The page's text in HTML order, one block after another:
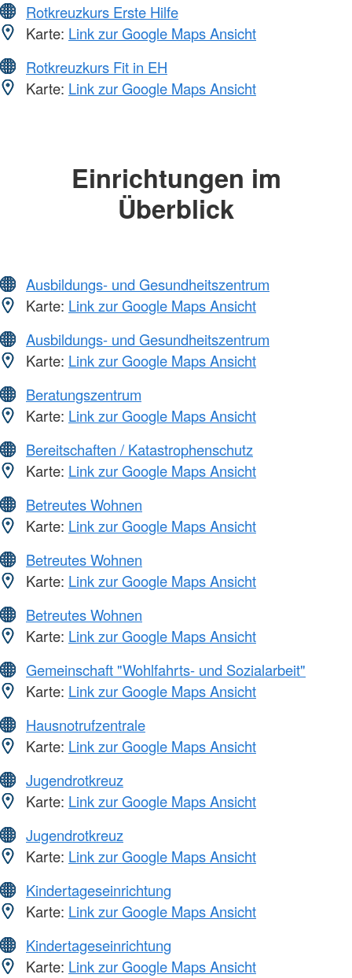
Rotkreuzkurs Erste Hilfe
Karte: Link zur Google Maps Ansicht
Rotkreuzkurs Fit in EH
Karte: Link zur Google Maps Ansicht
Einrichtungen im
Überblick
Ausbildungs- und Gesundheitszentrum
Karte: Link zur Google Maps Ansicht
Ausbildungs- und Gesundheitszentrum
Karte: Link zur Google Maps Ansicht
Beratungszentrum
Karte: Link zur Google Maps Ansicht
Bereitschaften / Katastrophenschutz
Karte: Link zur Google Maps Ansicht
Betreutes Wohnen
Karte: Link zur Google Maps Ansicht
Betreutes Wohnen
Karte: Link zur Google Maps Ansicht
Betreutes Wohnen
Karte: Link zur Google Maps Ansicht
Gemeinschaft "Wohlfahrts- und Sozialarbeit"
Karte: Link zur Google Maps Ansicht
Hausnotrufzentrale
Karte: Link zur Google Maps Ansicht
Jugendrotkreuz
Karte: Link zur Google Maps Ansicht
Jugendrotkreuz
Karte: Link zur Google Maps Ansicht
Kindertageseinrichtung
Karte: Link zur Google Maps Ansicht
Kindertageseinrichtung
Karte: Link zur Google Maps Ansicht